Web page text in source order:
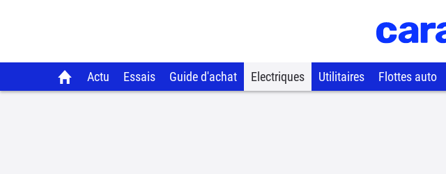
Actu Essais Guide d'achat Electriques Utilitaires Flottes auto